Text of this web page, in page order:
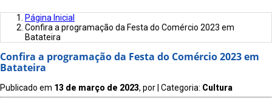
Página Inicial
Confira a programação da Festa do Comércio 2023 em
Batateira
Confira a programação da Festa do Comércio 2023 em
Batateira
Publicado em 13 de março de 2023, por | Categoria: Cultura